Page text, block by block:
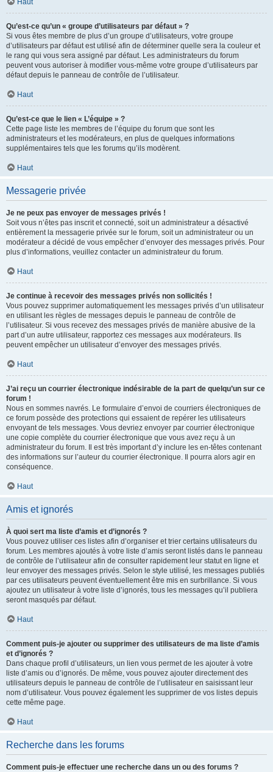
Haut
Qu’est-ce qu’un « groupe d’utilisateurs par défaut » ?
Si vous êtes membre de plus d’un groupe d’utilisateurs, votre groupe
d’utilisateurs par défaut est utilisé afin de déterminer quelle sera la couleur et
le rang qui vous sera assigné par défaut. Les administrateurs du forum
peuvent vous autoriser à modifier vous-même votre groupe d’utilisateurs par
défaut depuis le panneau de contrôle de l’utilisateur.
Haut
Qu’est-ce que le lien « L’équipe » ?
Cette page liste les membres de l’équipe du forum que sont les
administrateurs et les modérateurs, en plus de quelques informations
supplémentaires tels que les forums qu’ils modèrent.
Haut
Messagerie privée
Je ne peux pas envoyer de messages privés !
Soit vous n’êtes pas inscrit et connecté, soit un administrateur a désactivé
entièrement la messagerie privée sur le forum, soit un administrateur ou un
modérateur a décidé de vous empêcher d’envoyer des messages privés. Pour
plus d’informations, veuillez contacter un administrateur du forum.
Haut
Je continue à recevoir des messages privés non sollicités !
Vous pouvez supprimer automatiquement les messages privés d’un utilisateur
en utilisant les règles de messages depuis le panneau de contrôle de
l’utilisateur. Si vous recevez des messages privés de manière abusive de la
part d’un autre utilisateur, rapportez ces messages aux modérateurs. Ils
peuvent empêcher un utilisateur d’envoyer des messages privés.
Haut
J’ai reçu un courrier électronique indésirable de la part de quelqu’un sur ce
forum !
Nous en sommes navrés. Le formulaire d’envoi de courriers électroniques de
ce forum possède des protections qui essaient de repérer les utilisateurs
envoyant de tels messages. Vous devriez envoyer par courrier électronique
une copie complète du courrier électronique que vous avez reçu à un
administrateur du forum. Il est très important d’y inclure les en-têtes contenant
des informations sur l’auteur du courrier électronique. Il pourra alors agir en
conséquence.
Haut
Amis et ignorés
À quoi sert ma liste d’amis et d’ignorés ?
Vous pouvez utiliser ces listes afin d’organiser et trier certains utilisateurs du
forum. Les membres ajoutés à votre liste d’amis seront listés dans le panneau
de contrôle de l’utilisateur afin de consulter rapidement leur statut en ligne et
leur envoyer des messages privés. Selon le style utilisé, les messages publiés
par ces utilisateurs peuvent éventuellement être mis en surbrillance. Si vous
ajoutez un utilisateur à votre liste d’ignorés, tous les messages qu’il publiera
seront masqués par défaut.
Haut
Comment puis-je ajouter ou supprimer des utilisateurs de ma liste d’amis
et d’ignorés ?
Dans chaque profil d’utilisateurs, un lien vous permet de les ajouter à votre
liste d’amis ou d’ignorés. De même, vous pouvez ajouter directement des
utilisateurs depuis le panneau de contrôle de l’utilisateur en saisissant leur
nom d’utilisateur. Vous pouvez également les supprimer de vos listes depuis
cette même page.
Haut
Recherche dans les forums
Comment puis-je effectuer une recherche dans un ou des forums ?